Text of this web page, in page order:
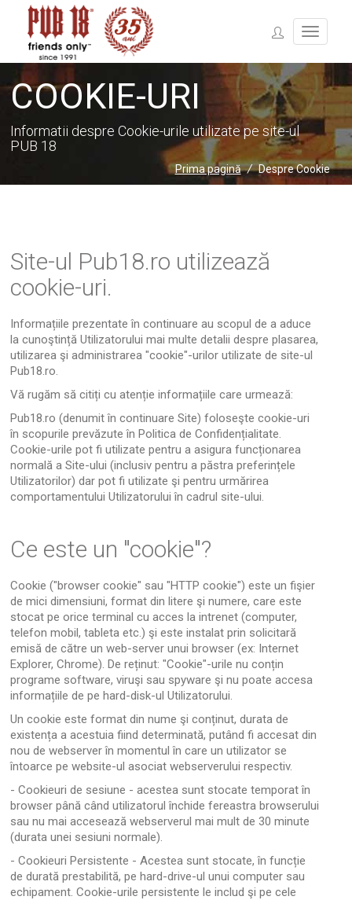
COOKIE-URI
Informatii despre Cookie-urile utilizate pe site-ul
PUB 18
Prima pagină / Despre Cookie
Site-ul Pub18.ro utilizează
cookie-uri.
Informațiile prezentate în continuare au scopul de a aduce
la cunoştință Utilizatorului mai multe detalii despre plasarea,
utilizarea şi administrarea "cookie"-urilor utilizate de site-ul
Pub18.ro.
Vă rugăm să citiți cu atenție informațiile care urmează:
Pub18.ro (denumit în continuare Site) foloseşte cookie-uri
în scopurile prevăzute în Politica de Confidențialitate.
Cookie-urile pot fi utilizate pentru a asigura funcționarea
normală a Site-ului (inclusiv pentru a păstra preferințele
Utilizatorilor) dar pot fi utilizate şi pentru urmărirea
comportamentului Utilizatorului în cadrul site-ului.
Ce este un "cookie"?
Cookie ("browser cookie" sau "HTTP cookie") este un fişier
de mici dimensiuni, format din litere şi numere, care este
stocat pe orice terminal cu acces la intrenet (computer,
telefon mobil, tableta etc.) şi este instalat prin solicitară
emisă de către un web-server unui browser (ex: Internet
Explorer, Chrome). De reținut: "Cookie"-urile nu conțin
programe software, viruşi sau spyware şi nu poate accesa
informațiile de pe hard-disk-ul Utilizatorului.
Un cookie este format din nume şi conținut, durata de
existența a acestuia fiind determinată, putând fi accesat din
nou de webserver în momentul în care un utilizator se
întoarce pe website-ul asociat webserverului respectiv.
- Cookieuri de sesiune - acestea sunt stocate temporat în
browser până când utilizatorul închide fereastra browserului
sau nu mai accesează webserverul mai mult de 30 minute
(durata unei sesiuni normale).
- Cookieuri Persistente - Acestea sunt stocate, în funcție
de durată prestabilită, pe hard-drive-ul unui computer sau
echipament. Cookie-urile persistente le includ şi pe cele